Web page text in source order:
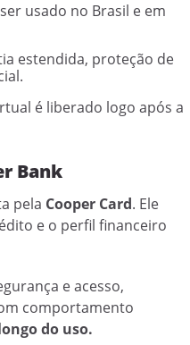
usado no Brasil e em
estendida, proteção de
é liberado logo após a
Bank
pela Cooper Card. Ele
e o perfil financeiro
e acesso,
comportamento
do uso.